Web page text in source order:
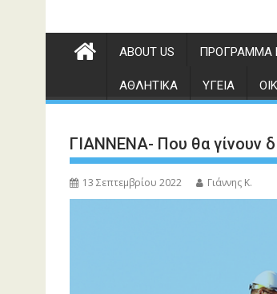
ABOUT US ΠΡΌΓΡΑΜΜΑ
ΑΘΛΗΤΙΚΆ ΥΓΕΊΑ
ΓΙΑΝΝΕΝΑ- Που θα γίνουν
13 Σεπτεμβρίου 2022 Γιάννης Κ.